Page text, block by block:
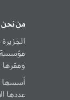
من نحن
مؤسسة
أسسها
عددها